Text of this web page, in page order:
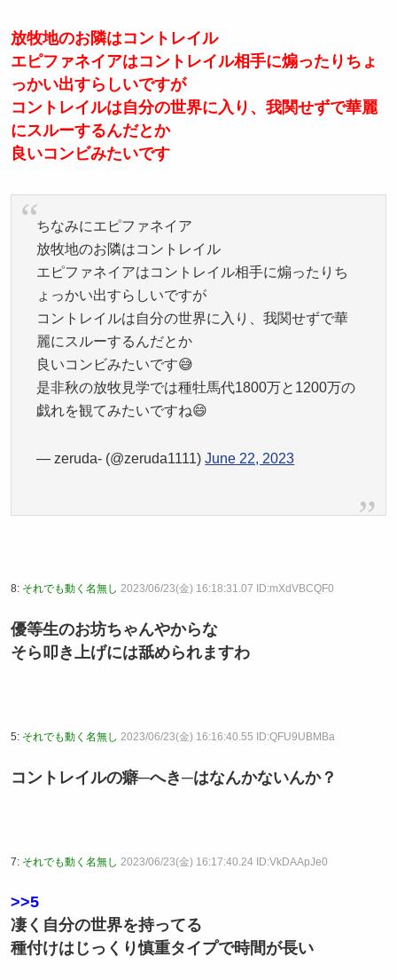
放牧地のお隣はコントレイル
エピファネイアはコントレイル相手に煽ったりちょ
っかい出すらしいですが
コントレイルは自分の世界に入り、我関せずで華麗
にスルーするんだとか
良いコンビみたいです
ちなみにエピファネイア
放牧地のお隣はコントレイル
エピファネイアはコントレイル相手に煽ったりち
ょっかい出すらしいですが
コントレイルは自分の世界に入り、我関せずで華
麗にスルーするんだとか
良いコンビみたいです😅
是非秋の放牧見学では種牡馬代1800万と1200万の
戯れを観てみたいですね😄
— zeruda- (@zeruda1111)June 22, 2023
8: それでも動く名無し 2023/06/23(金) 16:18:31.07 ID:mXdVBCQF0
優等生のお坊ちゃんやからな
そら叩き上げには舐められますわ
5: それでも動く名無し 2023/06/23(金) 16:16:40.55 ID:QFU9UBMBa
コントレイルの癖─へき─はなんかないんか？
7: それでも動く名無し 2023/06/23(金) 16:17:40.24 ID:VkDAApJe0
>>5
凄く自分の世界を持ってる
種付けはじっくり慎重タイプで時間が長い